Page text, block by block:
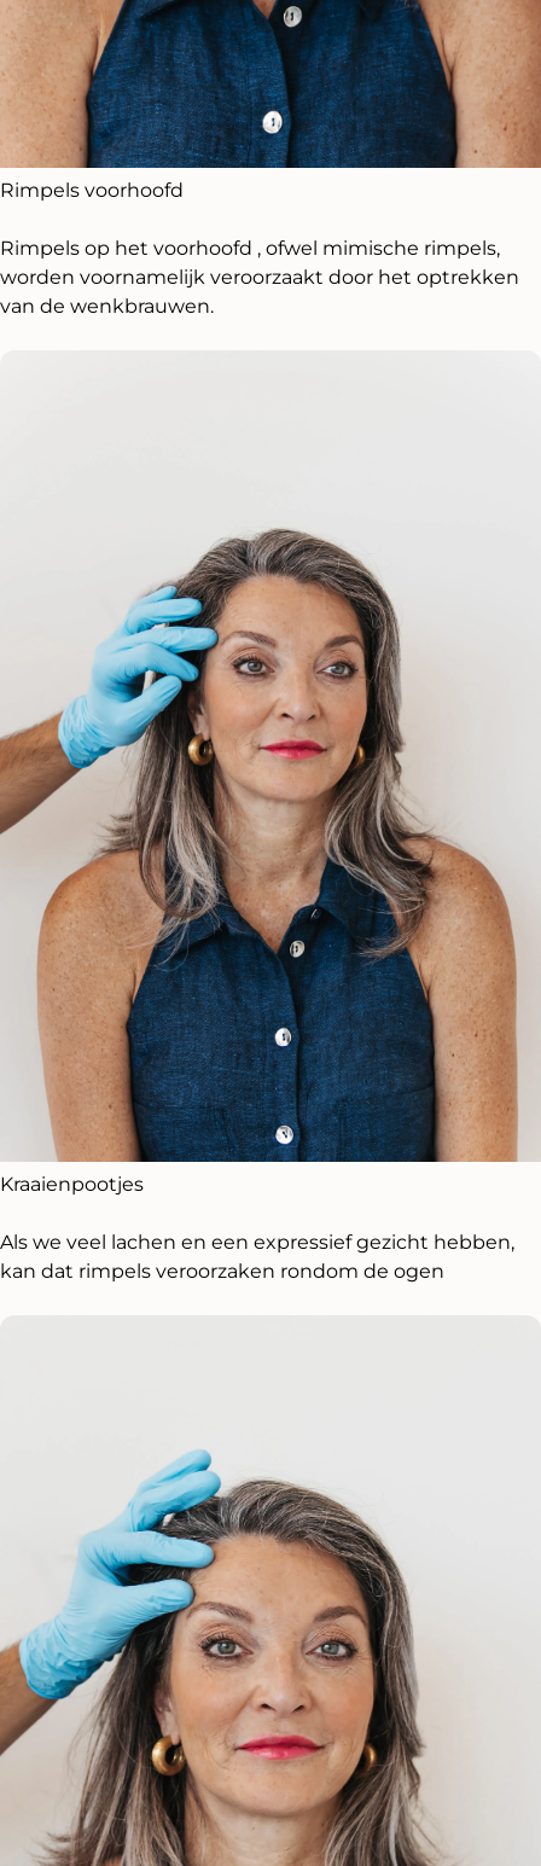
Rimpels voorhoofd
Rimpels op het voorhoofd , ofwel mimische rimpels,
worden voornamelijk veroorzaakt door het optrekken
van de wenkbrauwen.
Kraaienpootjes
Als we veel lachen en een expressief gezicht hebben,
kan dat rimpels veroorzaken rondom de ogen